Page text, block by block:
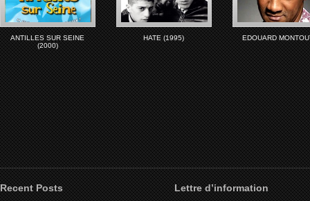
ANTILLES SUR SEINE
(2000)
HATE (1995) EDOUARD
Recent Posts Lettre d’information